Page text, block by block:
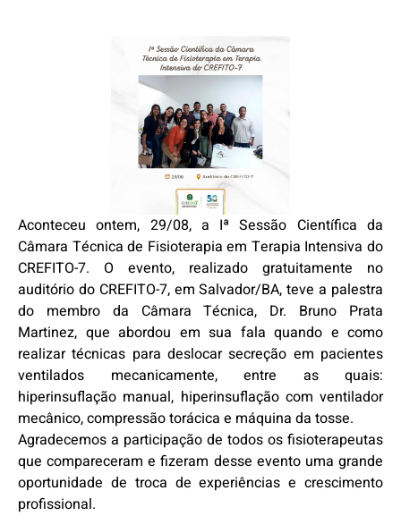
Aconteceu ontem, 29/08, a Iª Sessão Científica da
Câmara Técnica de Fisioterapia em Terapia Intensiva do
CREFITO-7. O evento, realizado gratuitamente no
auditório do CREFITO-7, em Salvador/BA, teve a palestra
do membro da Câmara Técnica, Dr. Bruno Prata
Martinez, que abordou em sua fala quando e como
realizar técnicas para deslocar secreção em pacientes
ventilados mecanicamente, entre as quais:
hiperinsuflação manual, hiperinsuflação com ventilador
mecânico, compressão torácica e máquina da tosse.
Agradecemos a participação de todos os fisioterapeutas
que compareceram e fizeram desse evento uma grande
oportunidade de troca de experiências e crescimento
profissional.